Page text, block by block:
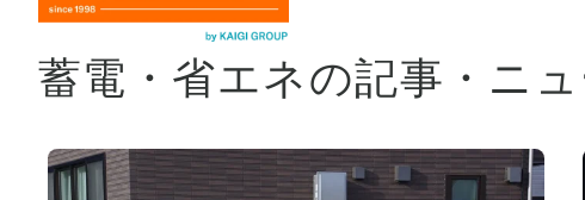
蓄電・省エネの記事・ニ